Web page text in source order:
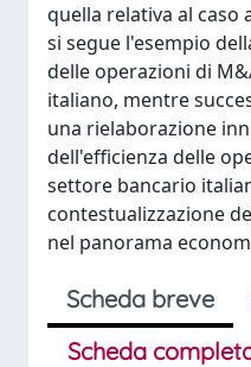
quella relativa al caso
si segue l'esempio
delle operazioni di
italiano, mentre
una rielaborazione
dell'efficienza delle
settore bancario
contestualizzazione
nel panorama
Scheda breve
Scheda